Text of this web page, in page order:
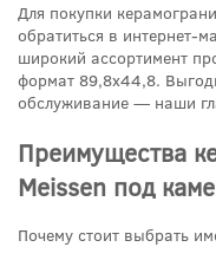
Для покупки
обратиться в интернет-
широкий ассортимент
формат 89,8x44,8.
обслуживание — наши
Преимущества
Meissen под
Почему стоит выбрать